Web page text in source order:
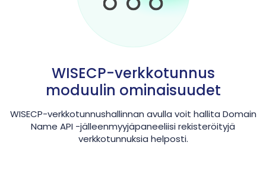
WISECP-verkkotunnus
moduulin ominaisuudet
WISECP-verkkotunnushallinnan avulla voit hallita Domain
Name API -jälleenmyyjäpaneeliisi rekisteröityjä
verkkotunnuksia helposti.